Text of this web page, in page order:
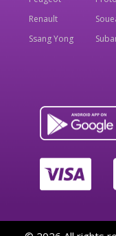
Renault
Ssang Yong